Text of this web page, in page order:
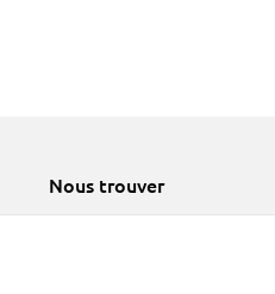
Nous trouver